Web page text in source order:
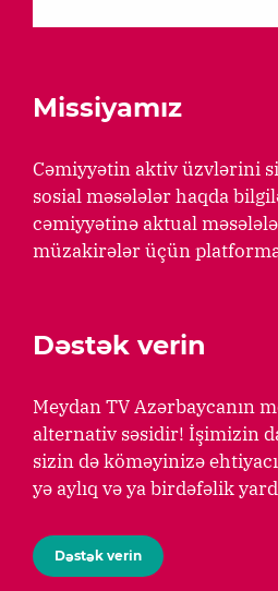
Missiyamız
Cəmiyyətin aktiv üzvlərini
sosial məsələlər haqda
cəmiyyətinə aktual
müzakirələr üçün
Dəstək verin
Meydan TV Azərbaycanın
alternativ səsidir! İşimizin
sizin də köməyinizə
yə aylıq və ya birdəfəlik
Dəstək verin